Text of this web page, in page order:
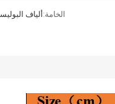
الخامة:ألياف